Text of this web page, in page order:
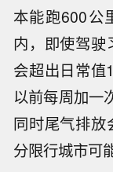
本能跑600公
内，即使驾
会超出日常值
以前每周加一
同时尾气排放
分限行城市可